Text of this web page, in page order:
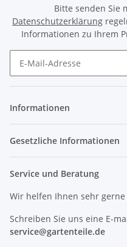
Bitte senden Sie
Datenschutzerklärung
Informationen zu Ihrem
Informationen
Gesetzliche Informationen
Service und Beratung
Wir helfen Ihnen sehr
Schreiben Sie uns eine E-
service@gartenteile.de